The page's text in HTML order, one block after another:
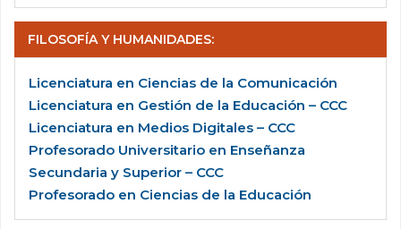
FILOSOFÍA Y HUMANIDADES:
Licenciatura en Ciencias de la Comunicación
Licenciatura en Gestión de la Educación – CCC
Licenciatura en Medios Digitales – CCC
Profesorado Universitario en Enseñanza
Secundaria y Superior – CCC
Profesorado en Ciencias de la Educación